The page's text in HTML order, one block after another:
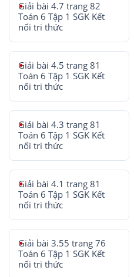
Giải bài 4.7 trang 82
Toán 6 Tập 1 SGK Kết
nối tri thức
Giải bài 4.5 trang 81
Toán 6 Tập 1 SGK Kết
nối tri thức
Giải bài 4.3 trang 81
Toán 6 Tập 1 SGK Kết
nối tri thức
Giải bài 4.1 trang 81
Toán 6 Tập 1 SGK Kết
nối tri thức
Giải bài 3.55 trang 76
Toán 6 Tập 1 SGK Kết
nối tri thức